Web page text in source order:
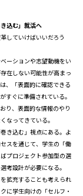
込む」就活へ
していけばいいだろう
ーションや志望動機をい
在しない可能性が高まっ
、「表面的に確認できる
すぐに準備されている。
り、表面的な情報のやり
なってきている。
き込む」視点にある。よ
スを通じて、学生の「働
プロジェクト参加型の選
考設計が必要になる。
拡充することも考えられ
に学生向けの「セルフ・